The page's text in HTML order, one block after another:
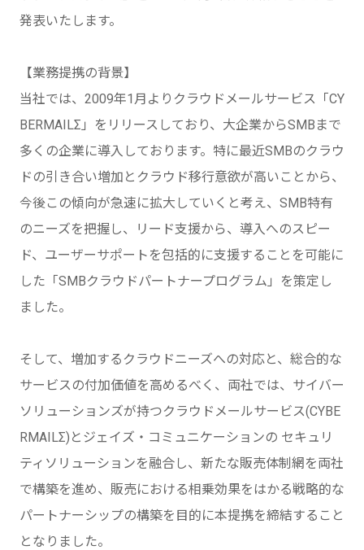
発表いたします。
【業務提携の背景】
当社では、2009年1月よりクラウドメールサービス「CY
BERMAILΣ」をリリースしており、大企業からSMBまで
多くの企業に導入しております。特に最近SMBのクラウ
ドの引き合い増加とクラウド移行意欲が高いことから、
今後この傾向が急速に拡大していくと考え、SMB特有
のニーズを把握し、リード支援から、導入へのスピー
ド、ユーザーサポートを包括的に支援することを可能に
した「SMBクラウドパートナープログラム」を策定し
ました。
そして、増加するクラウドニーズへの対応と、総合的な
サービスの付加価値を高めるべく、両社では、サイバー
ソリューションズが持つクラウドメールサービス(CYBE
RMAILΣ)とジェイズ・コミュニケーションの セキュリ
ティソリューションを融合し、新たな販売体制網を両社
で構築を進め、販売における相乗効果をはかる戦略的な
パートナーシップの構築を目的に本提携を締結すること
となりました。